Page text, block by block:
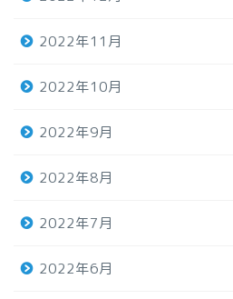
2022年11月
2022年10月
2022年9月
2022年8月
2022年7月
2022年6月